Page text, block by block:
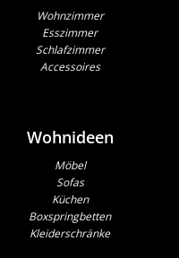
Wohnzimmer
Esszimmer
Schlafzimmer
Accessoires
Wohnideen
Möbel
Sofas
Küchen
Boxspringbetten
Kleiderschränke